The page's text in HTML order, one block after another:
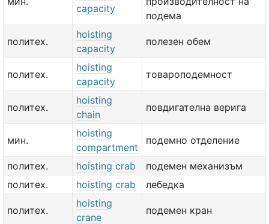
capacity
подема
политех.
hoisting
capacity
полезен обем
политех.
hoisting
capacity
товароподемност
политех.
hoisting
chain
повдигателна верига
мин.
hoisting
compartment
подемно отделение
политех. hoisting crab
подемен механизъм
политех.
hoisting crab лебедка
политех.
hoisting
crane
подемен кран